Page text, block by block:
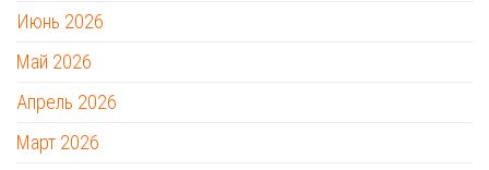
Июнь 2026
Май 2026
Апрель 2026
Март 2026